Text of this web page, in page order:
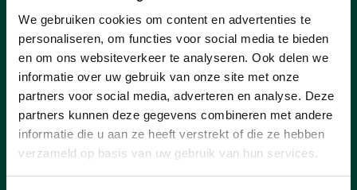
We gebruiken cookies om content en advertenties te
personaliseren, om functies voor social media te bieden
en om ons websiteverkeer te analyseren. Ook delen we
informatie over uw gebruik van onze site met onze
partners voor social media, adverteren en analyse. Deze
partners kunnen deze gegevens combineren met andere
informatie die u aan ze heeft verstrekt of die ze hebben
verzameld op basis van uw gebruik van hun services.
Nog steeds veel goesting,
maar te belangrijk om geen
100% te kunnen geven
Bo De Maesschalck, sinds haar
verkiezing in 2018 nog steeds het
jongste lid van de Zeelse
gemeenteraad, kondigde haar vertrek
aan uit de gemeenteraad. Naast